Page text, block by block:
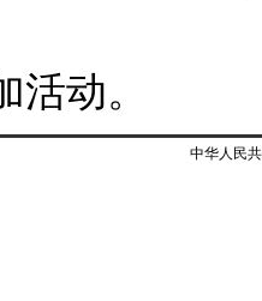
活动。
中华人民